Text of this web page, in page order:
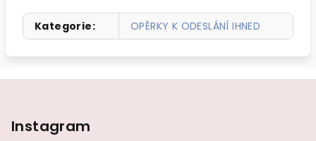
Kategorie: OPĚRKY K ODESLÁNÍ IHNED
Instagram